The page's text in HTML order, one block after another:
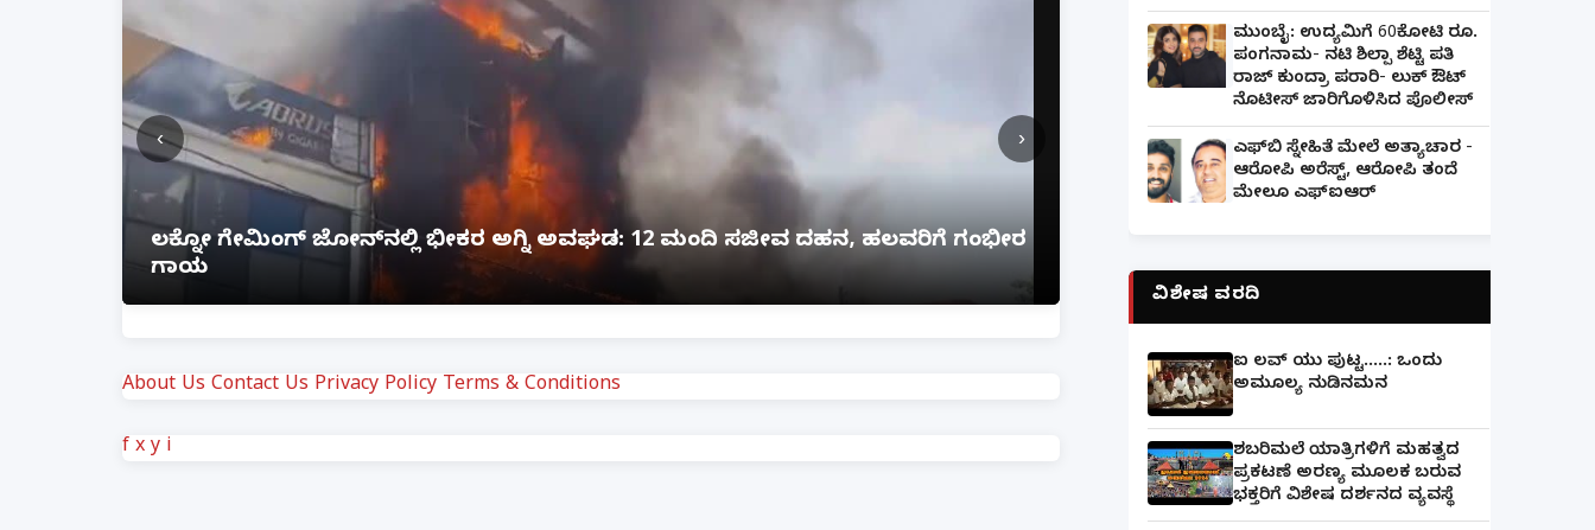
ಲಕ್ನೋ ಗೇಮಿಂಗ್ ಜೋನ್‌ನಲ್ಲಿ ಭೀಕರ ಅಗ್ನಿ ಅವಘಡ: 12 ಮಂದಿ ಸಜೀವ ದಹನ, ಹಲವರಿಗೆ ಗಂಭೀರ
ಗಾಯ
ಪತ್ನಿಗೆ ಕೈಕೊಟ್ಟ ಭೂಪ ಅತ್ತೆಯನ್ನು ವಿವಾಹವಾದ
‹ ›
About Us Contact Us Privacy Policy Terms & Conditions
f x y i
ಮುಂಬೈ: ಉದ್ಯಮಿಗೆ 60ಕೋಟಿ ರೂ.
ಪಂಗನಾಮ- ನಟಿ ಶಿಲ್ಪಾ ಶೆಟ್ಟಿ ಪತಿ
ರಾಜ್ ಕುಂದ್ರಾ ಪರಾರಿ- ಲುಕ್ ಔಟ್
ನೊಟೀಸ್ ಜಾರಿಗೊಳಿಸಿದ ಪೊಲೀಸ್
ಎಫ್‌ಬಿ ಸ್ನೇಹಿತೆ ಮೇಲೆ ಅತ್ಯಾಚಾರ -
ಆರೋಪಿ ಅರೆಸ್ಟ್, ಆರೋಪಿ ತಂದೆ
ಮೇಲೂ ಎಫ್ಐಆರ್
ವಿಶೇಷ ವರದಿ
ಐ ಲವ್ ಯು ಪುಟ್ಟ.....: ಒಂದು
ಅಮೂಲ್ಯ ನುಡಿನಮನ
ಶಬರಿಮಲೆ ಯಾತ್ರಿಗಳಿಗೆ ಮಹತ್ವದ
ಪ್ರಕಟಣೆ ಅರಣ್ಯ ಮೂಲಕ ಬರುವ
ಭಕ್ತರಿಗೆ ವಿಶೇಷ ದರ್ಶನದ ವ್ಯವಸ್ಥೆ